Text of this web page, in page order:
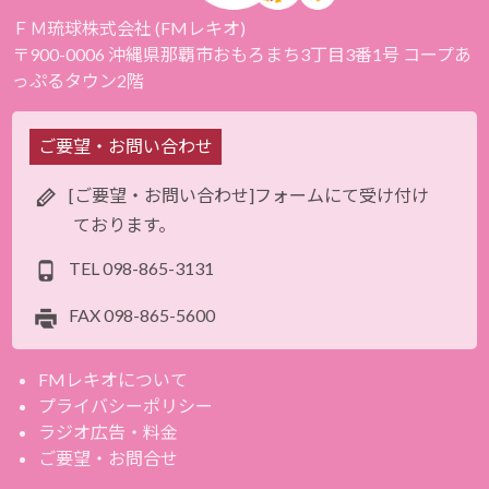
ＦＭ琉球株式会社 (FMレキオ)
〒900-0006 沖縄県那覇市おもろまち3丁目3番1号 コープあ
っぷるタウン2階
ご要望・お問い合わせ
[ご要望・お問い合わせ]フォームにて受け付け
ております。
TEL098-865-3131
FAX098-865-5600
FMレキオについて
プライバシーポリシー
ラジオ広告・料金
ご要望・お問合せ